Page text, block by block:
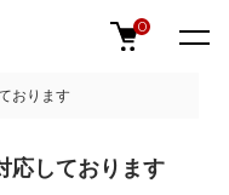
0
おります
しております